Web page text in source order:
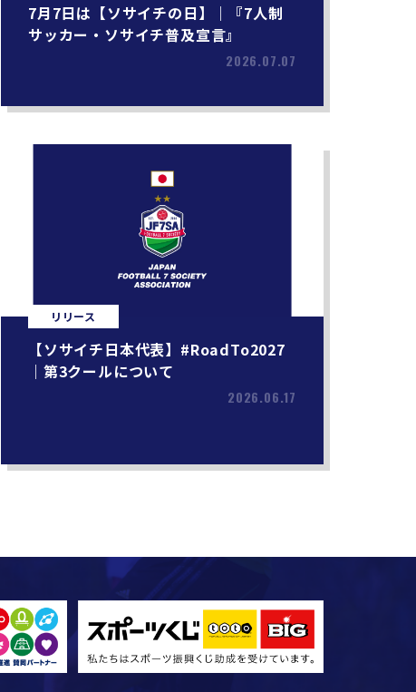
7月7日は【ソサイチの日】｜『7人制
サッカー・ソサイチ普及宣言』
2026.07.07
リリース
【ソサイチ日本代表】#RoadTo2027
｜第3クールについて
2026.06.17